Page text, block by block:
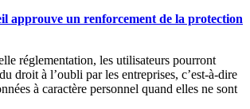
approuve un renforcement de la protection
réglementation, les utilisateurs pourront
droit à l’oubli par les entreprises, c’est-à-dire
à caractère personnel quand elles ne sont